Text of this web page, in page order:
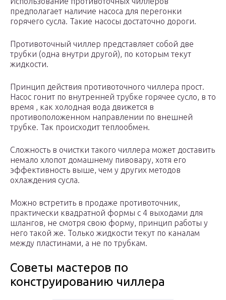
предполагает наличие насоса для перегонки
горячего сусла. Такие насосы достаточно дороги.
Противоточный чиллер представляет собой две
трубки (одна внутри другой), по которым текут
жидкости.
Принцип действия противоточного чиллера прост.
Насос гонит по внутренней трубке горячее сусло, в то
время , как холодная вода движется в
противоположенном направлении по внешней
трубке. Так происходит теплообмен.
Сложность в очистки такого чиллера может доставить
немало хлопот домашнему пивовару, хотя его
эффективность выше, чем у других методов
охлаждения сусла.
Можно встретить в продаже противоточник,
практически квадратной формы с 4 выходами для
шлангов, не смотря свою форму, принцип работы у
него такой же. Только жидкости текут по каналам
между пластинами, а не по трубкам.
Советы мастеров по
конструированию чиллера